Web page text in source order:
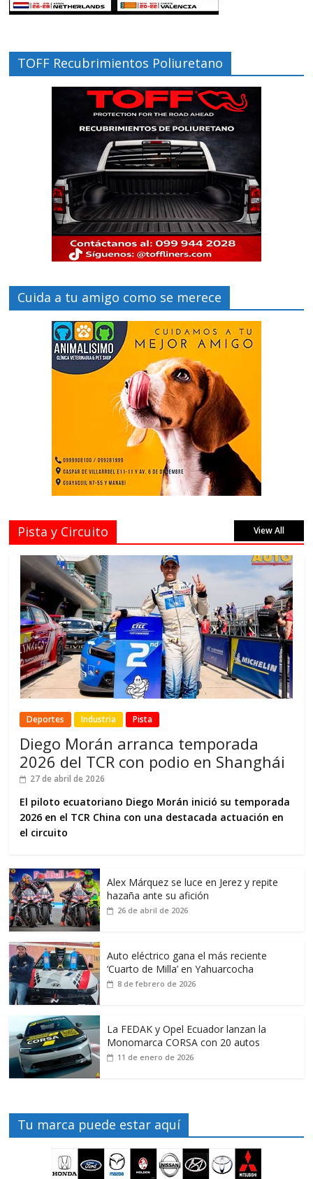
TOFF Recubrimientos Poliuretano
Cuida a tu amigo como se merece
Pista y Circuito View All
Deportes Industria Pista
Diego Morán arranca temporada
2026 del TCR con podio en Shanghái
27 de abril de 2026
El piloto ecuatoriano Diego Morán inició su temporada
2026 en el TCR China con una destacada actuación en
el circuito
Alex Márquez se luce en Jerez y repite
hazaña ante su afición
26 de abril de 2026
Auto eléctrico gana el más reciente
‘Cuarto de Milla’ en Yahuarcocha
8 de febrero de 2026
La FEDAK y Opel Ecuador lanzan la
Monomarca CORSA con 20 autos
11 de enero de 2026
Tu marca puede estar aquí